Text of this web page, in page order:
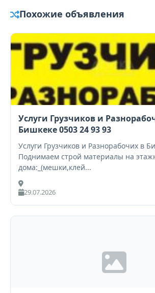
Похожие объявления
Услуги Грузчиков и
Бишкеке 0503 24 93 93
Услуги Грузчиков и Разнорабочих в
Поднимаем строй материалы на
дома:_(мешки,клей...
29.07.2026